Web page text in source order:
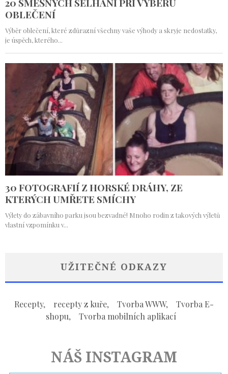
UŽITEČNÉ ODKAZY
Recepty, recepty z kuře, Tvorba WWW, Tvorba E-
shopu, Tvorba mobilních aplikací
NÁŠ INSTAGRAM